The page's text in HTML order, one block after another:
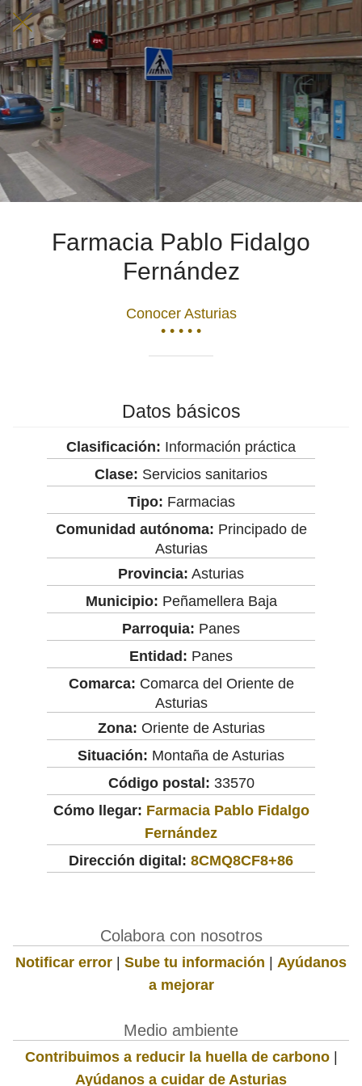
Farmacia Pablo Fidalgo
Fernández
Conocer Asturias
• • • • •
Datos básicos
Clasificación: Información práctica
Clase: Servicios sanitarios
Tipo: Farmacias
Comunidad autónoma: Principado de
Asturias
Provincia: Asturias
Municipio: Peñamellera Baja
Parroquia: Panes
Entidad: Panes
Comarca: Comarca del Oriente de
Asturias
Zona: Oriente de Asturias
Situación: Montaña de Asturias
Código postal: 33570
Cómo llegar: Farmacia Pablo Fidalgo
Fernández
Dirección digital: 8CMQ8CF8+86
Colabora con nosotros
Notificar error | Sube tu información | Ayúdanos
a mejorar
Medio ambiente
Contribuimos a reducir la huella de carbono|
Ayúdanos a cuidar de Asturias